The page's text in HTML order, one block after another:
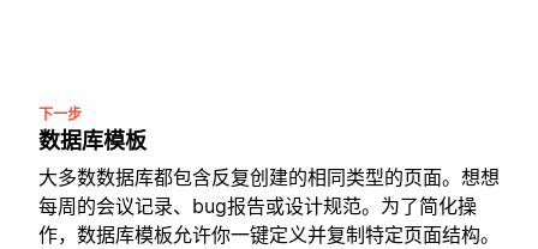
下一步
数据库模板
大多数数据库都包含反复创建的相同类型的页面。想想
每周的会议记录、bug报告或设计规范。为了简化操
作，数据库模板允许你一键定义并复制特定页面结构。